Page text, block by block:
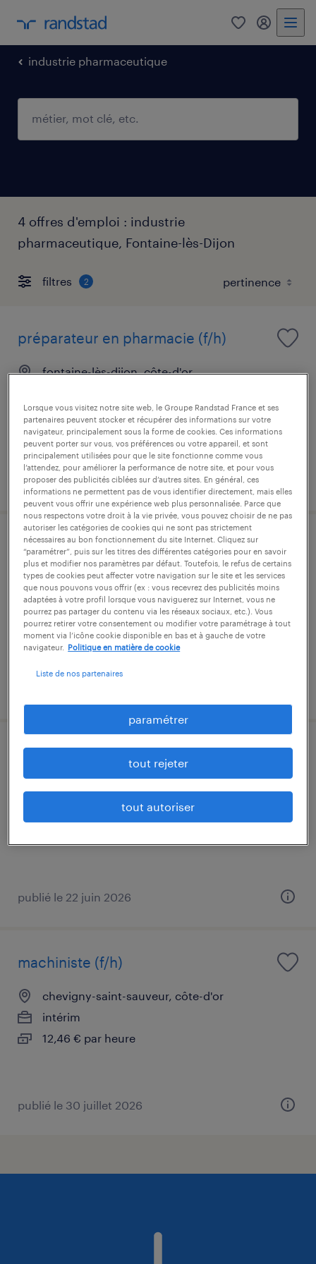
0 mon
industrie pharmaceutique
4 offres d'emploi : industrie
pharmaceutique, Fontaine-lès-Dijon
filtres 2
préparateur en pharmacie (f/h)
fontaine-lès-dijon, côte-d'or
12,66 € par heure
publié le 9 juillet 2026
conducteur de ligne de
conditionnement (f/h)
fontaine-lès-dijon, côte-d'or
intérim
13,04 € par heure
préparateur en pharmacie (f/h)
publié le 22 juin 2026
machiniste (f/h)
chevigny-saint-sauveur, côte-d'or
intérim
12,46 € par heure
publié le 30 juillet 2026
Lorsque vous visitez notre site web, le Groupe Randstad France et ses
partenaires peuvent stocker et récupérer des informations sur votre
navigateur, principalement sous la forme de cookies. Ces informations
peuvent porter sur vous, vos préférences ou votre appareil, et sont
principalement utilisées pour que le site fonctionne comme vous
l’attendez, pour améliorer la performance de notre site, et pour vous
proposer des publicités ciblées sur d’autres sites. En général, ces
informations ne permettent pas de vous identifier directement, mais elles
peuvent vous offrir une expérience web plus personnalisée. Parce que
nous respectons votre droit à la vie privée, vous pouvez choisir de ne pas
autoriser les catégories de cookies qui ne sont pas strictement
nécessaires au bon fonctionnement du site Internet. Cliquez sur
“paramétrer”, puis sur les titres des différentes catégories pour en savoir
plus et modifier nos paramètres par défaut. Toutefois, le refus de certains
types de cookies peut affecter votre navigation sur le site et les services
que nous pouvons vous offrir (ex : vous recevrez des publicités moins
adaptées à votre profil lorsque vous naviguerez sur Internet, vous ne
pourrez pas partager du contenu via les réseaux sociaux, etc.). Vous
pourrez retirer votre consentement ou modifier votre paramétrage à tout
moment via l’icône cookie disponible en bas et à gauche de votre
navigateur.
Politique en matière de cookie
Liste de nos partenaires
paramétrer
tout rejeter
tout autoriser